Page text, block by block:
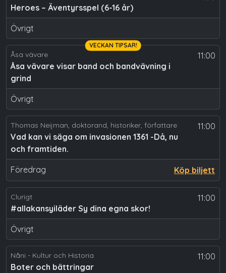
Heroes – Äventyrsspel (6-16 år)
Övrigt
11:00
Åsa vävare
Åsa vävare visar band och bandvävning i
grind
Övrigt
VECKAN TIPSAR!
11:00
Thomas Neijman, doktorand, historiker, författare
Vad kan vi säga om invasionen 1361 -Då, nu
och framtiden.
Föredrag Köp biljett
11:00
Clurigt
#allakansyiläder Sy dina egna skor!
Övrigt
11:00
Nåni - Kultur och Historia
Boter och bättringar